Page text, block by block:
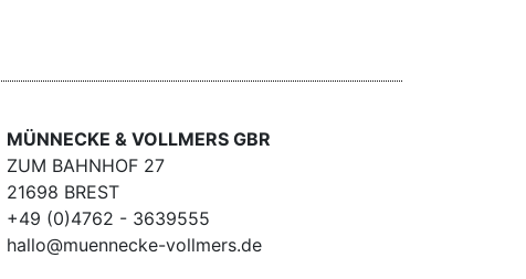
MÜNNECKE & VOLLMERS GBR
ZUM BAHNHOF 27
21698 BREST
+49 (0)4762 - 3639555
hallo@muennecke-vollmers.de